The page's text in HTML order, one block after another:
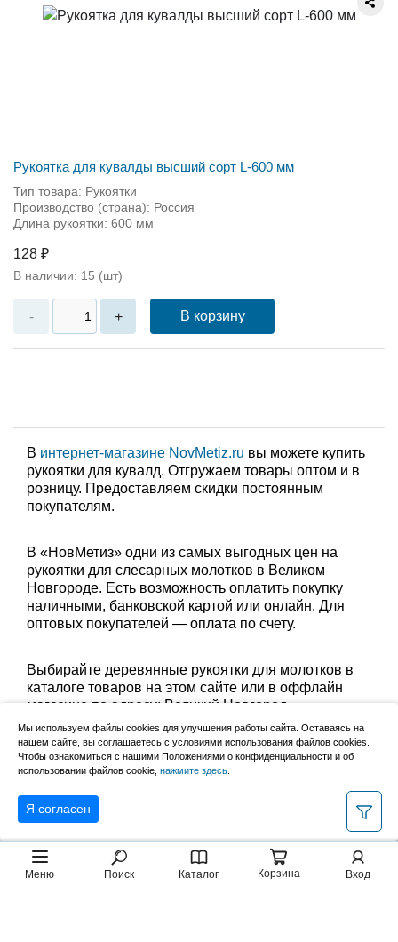
Меню Поиск Каталог Корзина Вход
Рукоятка для кувалды высший сорт L-600 мм
Тип товара: Рукоятки
Производство (страна): Россия
Длина рукоятки: 600 мм
128 ₽
В наличии: 15 (шт)
- + В корзину
В интернет-магазине NovMetiz.ru вы можете купить
рукоятки для кувалд. Отгружаем товары оптом и в
розницу. Предоставляем скидки постоянным
покупателям.
В «НовМетиз» одни из самых выгодных цен на
рукоятки для слесарных молотков в Великом
Новгороде. Есть возможность оплатить покупку
наличными, банковской картой или онлайн. Для
оптовых покупателей — оплата по счету.
Выбирайте деревянные рукоятки для молотков в
каталоге товаров на этом сайте или в оффлайн
магазине по адресу: Великий Новгород,
Сырковское шоссе, 8а (по будням с 9:00 до 17:00, в
субботу с 9:00 до 13:00). Забрать заказ можно
лично в пункте выдачи или оформить доставку до
дома.
Мы используем файлы cookies для улучшения работы сайта. Оставаясь на
нашем сайте, вы соглашаетесь с условиями использования файлов cookies.
Чтобы ознакомиться с нашими Положениями о конфиденциальности и об
использовании файлов cookie, нажмите здесь
Я согласен